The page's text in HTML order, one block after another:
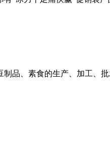
品、素食的生产、加工、